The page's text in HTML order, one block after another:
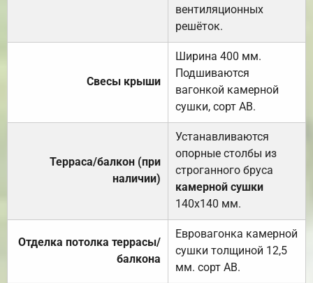
вентиляционных
решёток.
Свесы крыши
Ширина 400 мм.
Подшиваются
вагонкой камерной
сушки, сорт АВ.
Терраса/балкон (при
наличии)
Устанавливаются
опорные столбы из
строганного бруса
камерной сушки
140х140 мм.
Отделка потолка террасы/
балкона
Евровагонка камерной
сушки толщиной 12,5
мм. сорт АВ.